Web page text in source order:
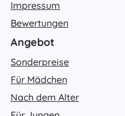
Impressum
Bewertungen
Angebot
Sonderpreise
Für Mädchen
Nach dem Alter